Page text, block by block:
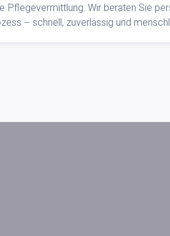
Pflegevermittlung. Wir beraten Sie
– schnell, zuverlässig und